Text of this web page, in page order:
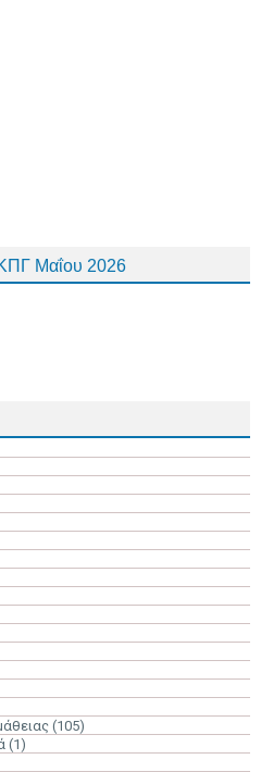
Μαΐου 2026
(105)
(1)